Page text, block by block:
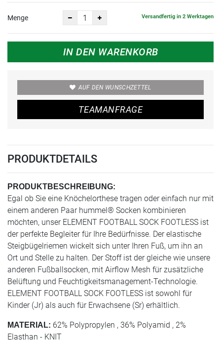
Menge Versandfertig in 2 Werktagen
IN DEN WARENKORB
AUF DEN WUNSCHZETTEL
TEAMANFRAGE
PRODUKTDETAILS
PRODUKTBESCHREIBUNG:
Egal ob Sie eine Knöchelorthese tragen oder einfach nur mit
einem anderen Paar hummel® Socken kombinieren
möchten, unser ELEMENT FOOTBALL SOCK FOOTLESS ist
der perfekte Begleiter für Ihre Bedürfnisse. Der elastische
Steigbügelriemen wickelt sich unter Ihren Fuß, um ihn an
Ort und Stelle zu halten. Der Stoff ist der gleiche wie unsere
anderen Fußballsocken, mit Airflow Mesh für zusätzliche
Belüftung und Feuchtigkeitsmanagement-Technologie.
ELEMENT FOOTBALL SOCK FOOTLESS ist sowohl für
Kinder (Jr) als auch für Erwachsene (Sr) erhältlich.
MATERIAL: 62% Polypropylen , 36% Polyamid , 2%
Elasthan - KNIT